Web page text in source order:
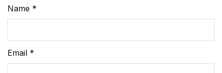
Name *
Email *